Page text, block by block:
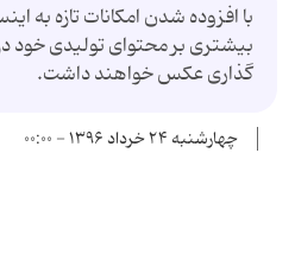
با افزوده شدن امکانات تازه به
بیشتری بر محتوای تولیدی
گذاری عکس خواهند داشت.
چهارشنبه ۲۴ خرداد ۱۳۹۶ - ۰۰:۰۰